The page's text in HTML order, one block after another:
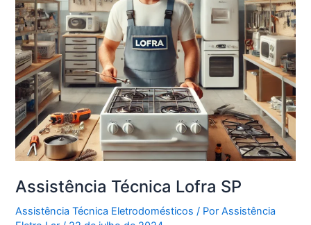
Assistência Técnica Lofra SP
Assistência Técnica Eletrodomésticos / PorAssistência